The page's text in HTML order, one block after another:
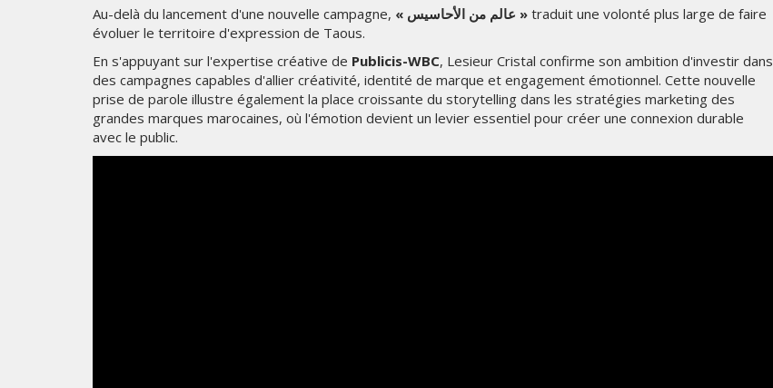
Au-delà du lancement d'une nouvelle campagne, « عالم من الأحاسيس » traduit une volonté plus large de faire
évoluer le territoire d'expression de Taous.
En s'appuyant sur l'expertise créative de Publicis-WBC, Lesieur Cristal confirme son ambition d'investir dans
des campagnes capables d'allier créativité, identité de marque et engagement émotionnel. Cette nouvelle
prise de parole illustre également la place croissante du storytelling dans les stratégies marketing des
grandes marques marocaines, où l'émotion devient un levier essentiel pour créer une connexion durable
avec le public.